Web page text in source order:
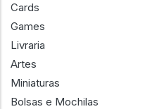
Cards
Games
Livraria
Artes
Miniaturas
Bolsas e Mochilas